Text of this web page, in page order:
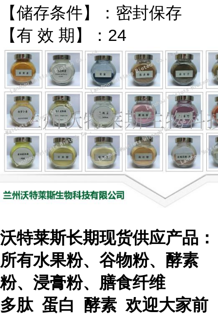
【储存条件】：密封保存
【有 效 期】：24
沃特莱斯长期现货供应产品：
所有水果粉、谷物粉、酵素
粉、浸膏粉、膳食纤维
多肽 蛋白 酵素 欢迎大家前